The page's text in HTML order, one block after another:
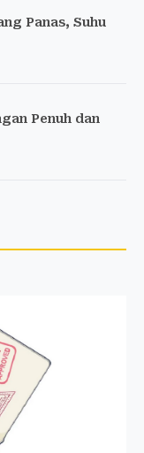
Panas, Suhu
Penuh dan